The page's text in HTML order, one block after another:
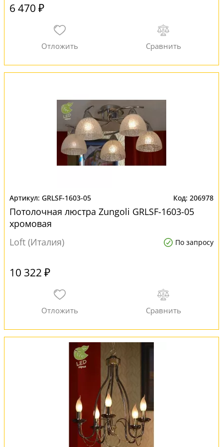
6 470 ₽
GRLSF-1603-05 206978
Потолочная люстра Zungoli GRLSF-1603-05
хромовая
Loft (Италия)
По запросу
10 322 ₽